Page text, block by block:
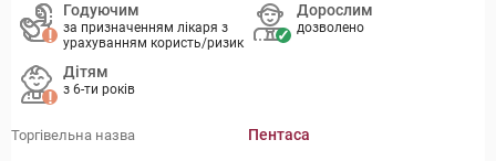
Годуючим
за призначенням лікаря з
урахуванням користь/ризик
Дорослим
дозволено
Дітям
з 6-ти років
Торгівельна назва Пентаса